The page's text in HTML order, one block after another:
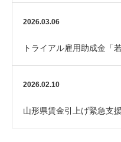
介
2026.03.06
トライアル雇用助成金「
コース」のご案内
2026.02.10
山形県賃金引上げ緊急支